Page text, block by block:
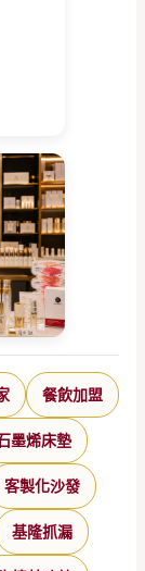
餐飲加盟
墨烯床墊
客製化沙發
基隆抓漏